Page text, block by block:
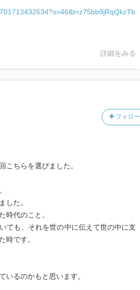
詳細をみる
フォロー
こちらを選びました。
した。
時代のこと。
ても、それを世の中に伝えて世の中に支
時です。
いるのかもと思います。